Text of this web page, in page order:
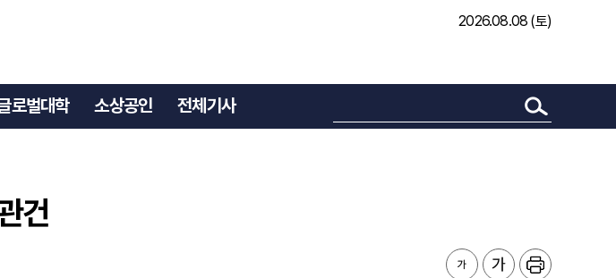
2026.08.08 (토)
로벌대학 소상공인 전체기사
건